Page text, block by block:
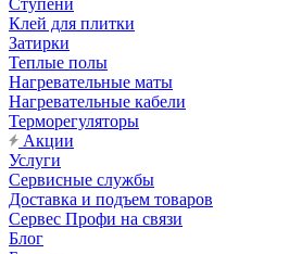
Ступени
Клей для плитки
Затирки
Теплые полы
Нагревательные маты
Нагревательные кабели
Терморегуляторы
Акции
Услуги
Сервисные службы
Доставка и подъем товаров
Сервес Профи на связи
Блог